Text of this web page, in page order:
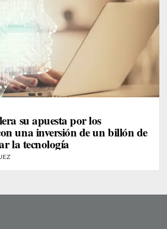
su apuesta por los
una inversión de un billón de
la tecnología